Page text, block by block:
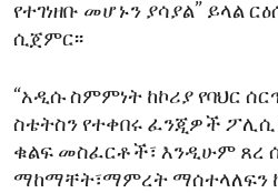
MIDDLE EAST
DEMOCRACY AND
ENVIRONMENT AND HEALTH
IDEALS AND INSTITUTIONS
የተገነዘቡ መሆኑን ያሳያል” ይላል
ሲጀምር፡፡
“አዲሱ ስምምነት ከኮሪያ የባህር
ስቴትስን የተቀበሩ ፈንጂዎች
ቁልፍ መስፈርቶች፣ እንዲሁም
ማከማቸት፣ማምረት ማሰተላለፍን